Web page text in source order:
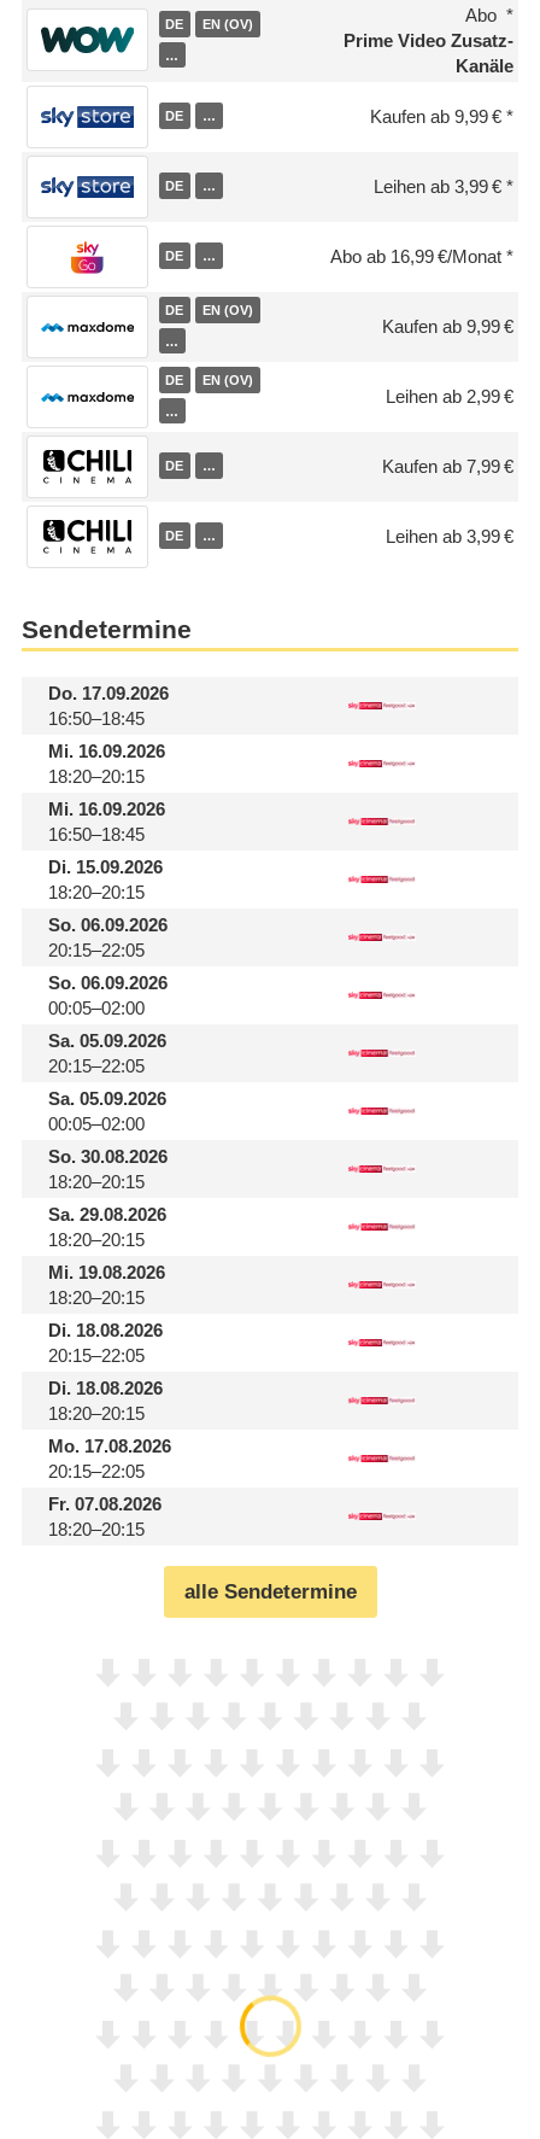
DE EN (OV)
…
Abo
Prime Video Zusatz-
Kanäle
DE … Kaufen ab 9,99 €
DE … Leihen ab 3,99 €
DE … Abo ab 16,99 €/Monat
DE EN (OV)
…
Kaufen ab 9,99 €
DE EN (OV)
…
Leihen ab 2,99 €
DE … Kaufen ab 7,99 €
DE … Leihen ab 3,99 €
Sendetermine
Do.17.09.2026
16:50–18:45
Mi.16.09.2026
18:20–20:15
Mi.16.09.2026
16:50–18:45
Di.15.09.2026
18:20–20:15
So.06.09.2026
20:15–22:05
So.06.09.2026
00:05–02:00
Sa.05.09.2026
20:15–22:05
Sa.05.09.2026
00:05–02:00
So.30.08.2026
18:20–20:15
Sa.29.08.2026
18:20–20:15
Mi.19.08.2026
18:20–20:15
Di.18.08.2026
20:15–22:05
Di.18.08.2026
18:20–20:15
Mo.17.08.2026
20:15–22:05
Fr.07.08.2026
18:20–20:15
alle Sendetermine